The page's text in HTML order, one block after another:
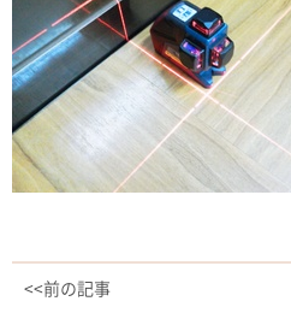
<<前の記事